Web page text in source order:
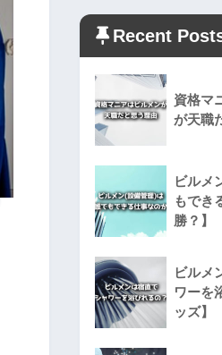
Recent
資格マ
が天職
ビルメ
もでき
勝？】
ビルメ
ワーを
ッズ】